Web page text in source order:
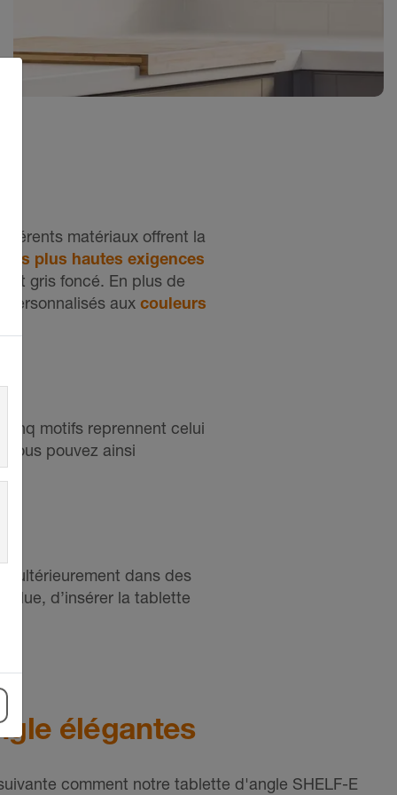
Une solution intelligente, et pas
seulement dans la douche – SHELF-E-
S1 en tant que tablette d'angle pratique
et élégante intégrée dans la crédence
matériaux offrent la
les plus hautes exigences
et gris foncé. En plus de
aux couleurs
cinq motifs reprennent celui
. Vous pouvez ainsi
ultérieurement dans des
d’insérer la tablette
élégantes
comment notre tablette d'angle SHELF-E